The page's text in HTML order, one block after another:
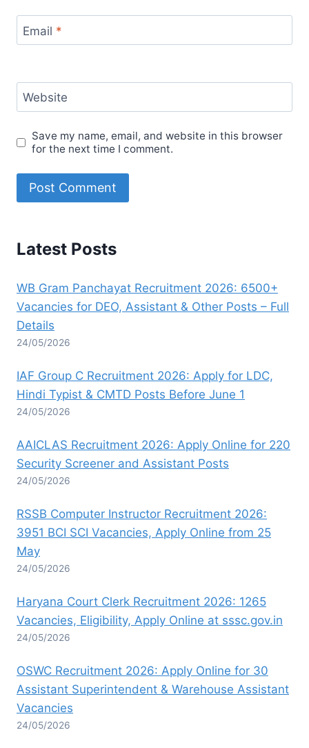
Email *
Website
Save my name, email, and website in this browser
for the next time I comment.
Latest Posts
WB Gram Panchayat Recruitment 2026: 6500+
Vacancies for DEO, Assistant & Other Posts – Full
Details
24/05/2026
IAF Group C Recruitment 2026: Apply for LDC,
Hindi Typist & CMTD Posts Before June 1
24/05/2026
AAICLAS Recruitment 2026: Apply Online for 220
Security Screener and Assistant Posts
24/05/2026
RSSB Computer Instructor Recruitment 2026:
3951 BCI SCI Vacancies, Apply Online from 25
May
24/05/2026
Haryana Court Clerk Recruitment 2026: 1265
Vacancies, Eligibility, Apply Online at sssc.gov.in
24/05/2026
OSWC Recruitment 2026: Apply Online for 30
Assistant Superintendent & Warehouse Assistant
Vacancies
24/05/2026